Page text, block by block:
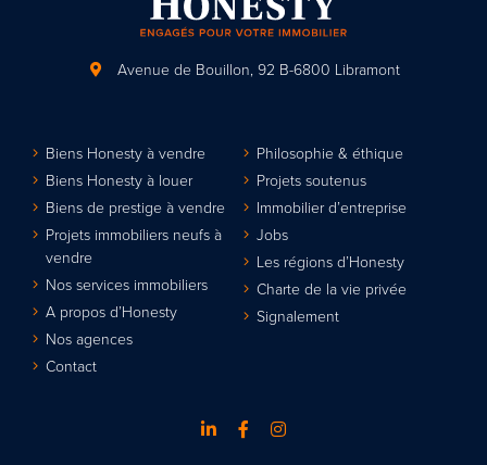
Avenue de Bouillon, 92 B-6800 Libramont
Biens Honesty à vendre
Biens Honesty à louer
Biens de prestige à vendre
Projets immobiliers neufs à
vendre
Nos services immobiliers
A propos d’Honesty
Nos agences
Contact
Philosophie & éthique
Projets soutenus
Immobilier d’entreprise
Jobs
Les régions d’Honesty
Charte de la vie privée
Signalement